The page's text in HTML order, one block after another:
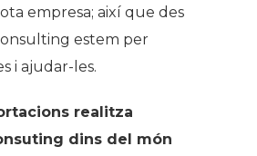
empresa; així que des
estem per
i ajudar-les.
realitza
dins del món